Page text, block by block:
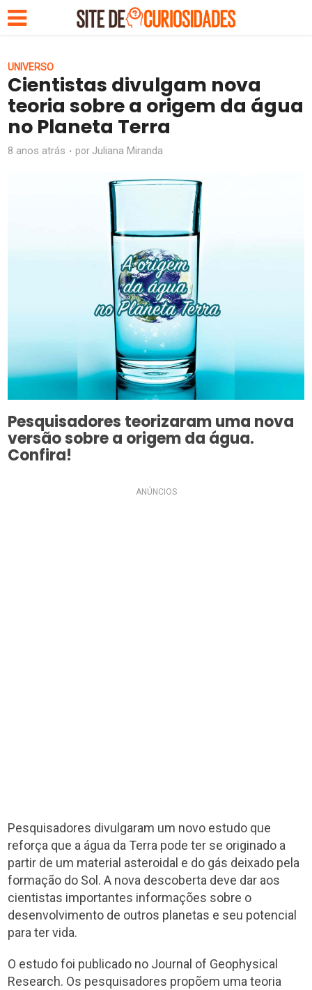
UNIVERSO
Cientistas divulgam nova
teoria sobre a origem da água
no Planeta Terra
8 anos atrás por Juliana Miranda
Pesquisadores teorizaram uma nova
versão sobre a origem da água.
Confira!
ANÚNCIOS
Pesquisadores divulgaram um novo estudo que
reforça que a água da Terra pode ter se originado a
partir de um material asteroidal e do gás deixado pela
formação do Sol. A nova descoberta deve dar aos
cientistas importantes informações sobre o
desenvolvimento de outros planetas e seu potencial
para ter vida.
O estudo foi publicado no Journal of Geophysical
Research. Os pesquisadores propõem uma teoria